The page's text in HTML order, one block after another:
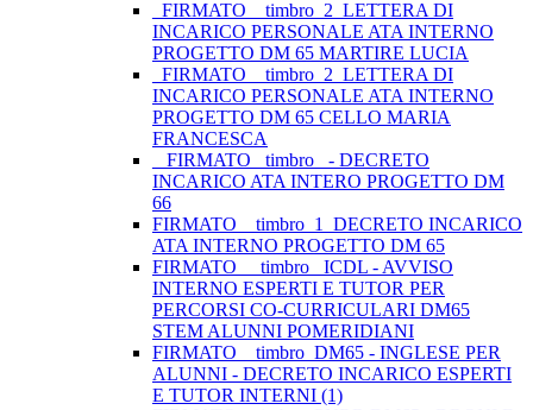
_FIRMATO__timbro_2_LETTERA DI
INCARICO PERSONALE ATA INTERNO
PROGETTO DM 65 MARTIRE LUCIA
_FIRMATO__timbro_2_LETTERA DI
INCARICO PERSONALE ATA INTERNO
PROGETTO DM 65 CELLO MARIA
FRANCESCA
_ FIRMATO_ timbro_ - DECRETO
INCARICO ATA INTERO PROGETTO DM
66
FIRMATO__timbro_1_DECRETO INCARICO
ATA INTERNO PROGETTO DM 65
FIRMATO__ timbro _ICDL - AVVISO
INTERNO ESPERTI E TUTOR PER
PERCORSI CO-CURRICULARI DM65
STEM ALUNNI POMERIDIANI
FIRMATO__timbro_DM65 - INGLESE PER
ALUNNI - DECRETO INCARICO ESPERTI
E TUTOR INTERNI (1)